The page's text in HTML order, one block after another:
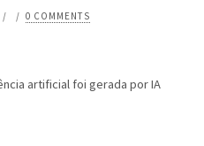
/ / 0 COMMENTS